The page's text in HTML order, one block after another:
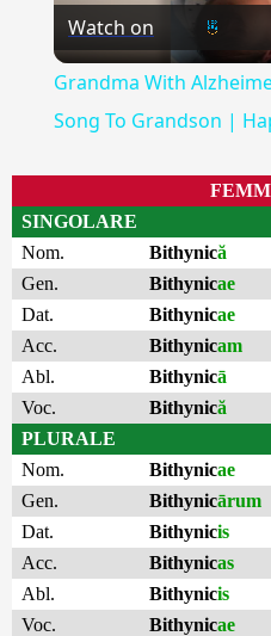
Watch on
Grandma With
Song To Grandson |
SINGOLARE
Nom.
Bithynică
Gen.
Bithynicae
Dat.
Bithynicae
Acc.
Bithynicam
Abl.
Bithynicā
Voc.
Bithynică
PLURALE
Nom.
Bithynicae
Gen.
Bithynicārum
Dat.
Bithynicis
Acc.
Bithynicas
Abl.
Bithynicis
Voc.
Bithynicae